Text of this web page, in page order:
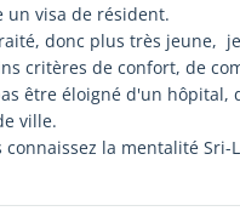
un visa de résident.
donc plus très jeune,
critères de confort, de
être éloigné d'un hôpital,
ville.
connaissez la mentalité Sri-